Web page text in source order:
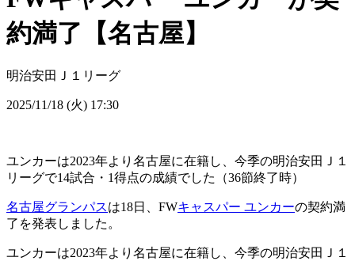
約満了【名古屋】
明治安田Ｊ１リーグ
2025/11/18 (火) 17:30
ユンカーは2023年より名古屋に在籍し、今季の明治安田Ｊ１
リーグで14試合・1得点の成績でした（36節終了時）
名古屋グランパスは18日、FWキャスパー ユンカーの契約満
了を発表しました。
ユンカーは2023年より名古屋に在籍し、今季の明治安田Ｊ１